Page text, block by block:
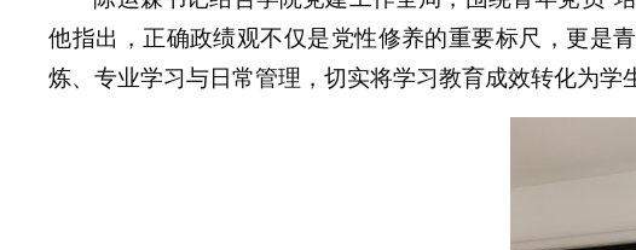
他指出， 正确政绩观不仅是党性修养的重要标尺，更是
炼、专业学习与日常管理，切实将学习教育成效转化为学